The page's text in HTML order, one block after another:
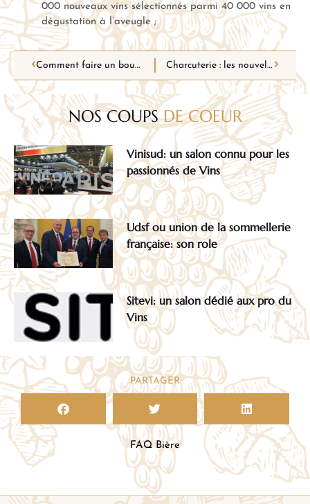
000 nouveaux vins sélectionnés parmi 40 000 vins en
dégustation à l’aveugle ;
Comment faire un bouquet de bacon Charcuterie : les nouvelles tendances pour l’apéro !
NOS COUPSDE COEUR
Vinisud: un salon connu pour les
passionnés de Vins
Udsf ou union de la sommellerie
française: son role
Sitevi: un salon dédié aux pro du
Vins
PARTAGER
FAQ Bière